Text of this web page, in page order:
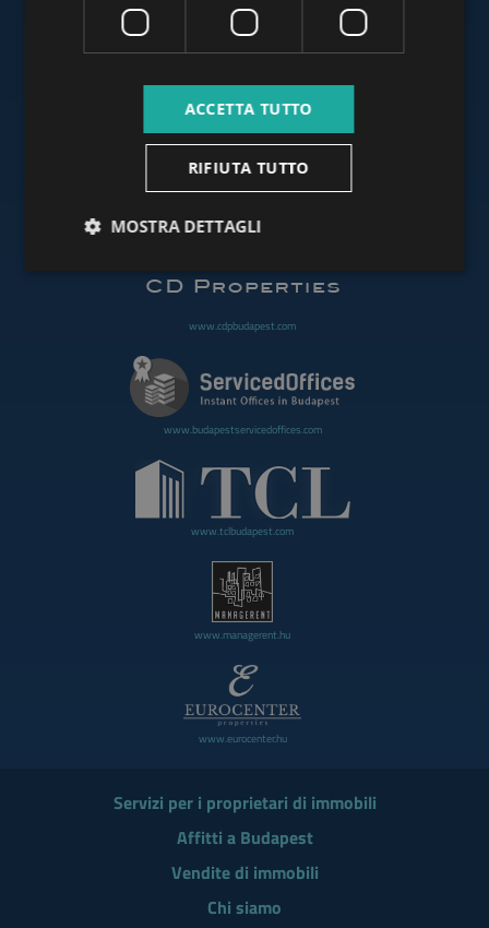
www.budapestluxuryapartments.hu
www.budapestoffices.net
www.budapestpropertysellers.com
www.cdpbudapest.com
www.budapestservicedoffices.com
www.tclbudapest.com
www.managerent.hu
www.eurocenter.hu
Servizi per i proprietari di immobili
Affitti a Budapest
Vendite di immobili
Chi siamo
ACCETTA TUTTO
RIFIUTA TUTTO
MOSTRA DETTAGLI